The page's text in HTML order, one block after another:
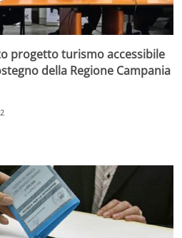
progetto turismo accessibile
della Regione Campania